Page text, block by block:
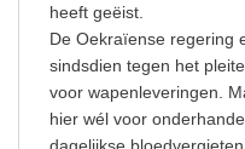
heeft geëist.
De Oekraïense regering
sindsdien tegen het
voor wapenleveringen.
hier wél voor
dagelijkse